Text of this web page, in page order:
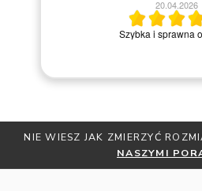
Miły kontakt telefoniczny z
kroku prowadziła przez
JAK ZMIERZYĆ ROZMIAR ? -
NASZYMI PORADAMI